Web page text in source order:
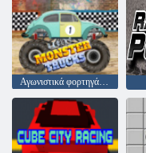
Αγωνιστικά φορτηγά τέρας